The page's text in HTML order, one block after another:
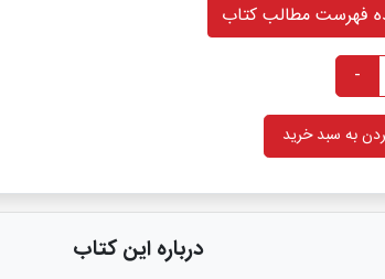
فهرست مطالب کتاب
-
به سبد خرید
درباره این کتاب